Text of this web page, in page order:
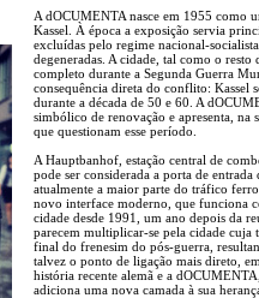
A dOCUMENTA nasce em 1955 como
Kassel. À época a exposição servia
excluídas pelo regime nacional-
degeneradas. A cidade, tal como o
completo durante a Segunda Guerra
consequência direta do conflito: Kassel
durante a década de 50 e 60. A
simbólico de renovação e apresenta, na
que questionam esse período.
A Hauptbanhof, estação central de
pode ser considerada a porta de
atualmente a maior parte do tráfico
novo interface moderno, que funciona
cidade desde 1991, um ano depois da
parecem multiplicar-se pela cidade
final do frenesim do pós-guerra,
talvez o ponto de ligação mais direto,
história recente alemã e a
adiciona uma nova camada à sua